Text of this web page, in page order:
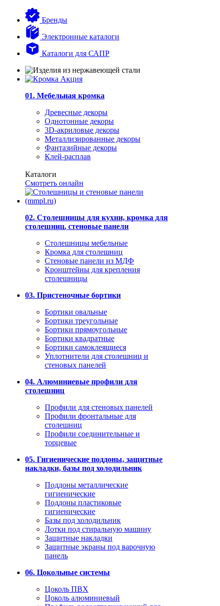
Бренды
Электронные каталоги
Каталоги для САПР
01. Мебельная кромка
Древесные декоры
Однотонные декоры
3D-акриловые декоры
Металлизированные декоры
Фантазийные декоры
Клей-расплав
Каталоги
Смотреть онлайн
02. Столешницы для кухни, кромка для
столешниц, стеновые панели
Столешницы мебельные
Кромка для столешниц
Стеновые панели из МДФ
Кронштейны для крепления
столешницы
03. Пристеночные бортики
Бортики овальные
Бортики треугольные
Бортики прямоугольные
Бортики квадратные
Бортики самоклеящиеся
Уплотнители для столешниц и
стеновых панелей
04. Алюминиевые профили для
столешниц
Профили для стеновых панелей
Профили фронтальные для
столешниц
Профили соединительные и
торцевые
05. Гигиенические поддоны, защитные
накладки, базы под холодильник
Поддоны металлические
гигиенические
Поддоны пластиковые
гигиенические
Базы под холодильник
Лотки под стиральную машину
Защитные накладки
Защитные экраны под варочную
панель
06. Цокольные системы
Цоколь ПВХ
Цоколь алюминиевый